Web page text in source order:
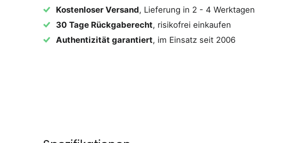
Kostenloser Versand, Lieferung in 2 - 4 Werktagen
30 Tage Rückgaberecht, risikofrei einkaufen
Authentizität garantiert, im Einsatz seit 2006